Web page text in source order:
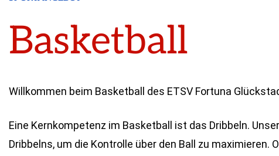
Basketball
Willkommen beim Basketball des ETSV Fortuna
Eine Kernkompetenz im Basketball ist das Dribbeln.
Dribbelns, um die Kontrolle über den Ball zu maximieren.